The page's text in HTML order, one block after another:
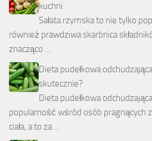
kuchni
Sałata rzymska to nie tylko
również prawdziwa skarbnica
znacząco …
Dieta pudełkowa
skutecznie?
Dieta pudełkowa
popularność wśród osób pragnących
ciała, a to za …